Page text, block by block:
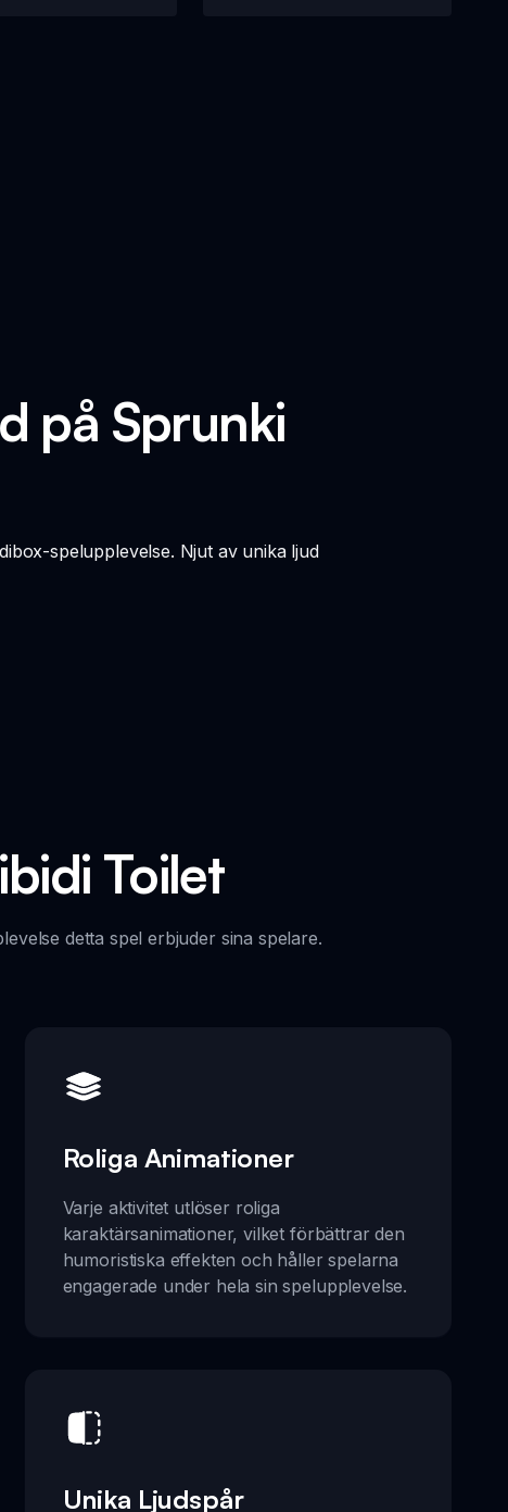
på Sprunki
spelupplevelse. Njut av unika ljud
Toilet
detta spel erbjuder sina spelare.
Roliga Animationer
Varje aktivitet utlöser roliga
karaktärsanimationer, vilket förbättrar den
humoristiska effekten och håller spelarna
engagerade under hela sin spelupplevelse.
Unika Ljudspår